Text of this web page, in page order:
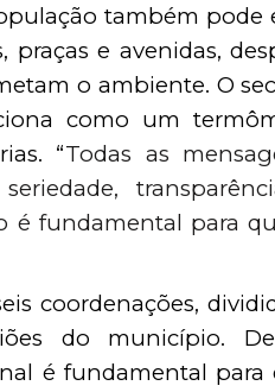
também
praças e avenidas,
o ambiente. O
como um
“Todas as
é fundamental para
coordenações,
do município.
é fundamental para